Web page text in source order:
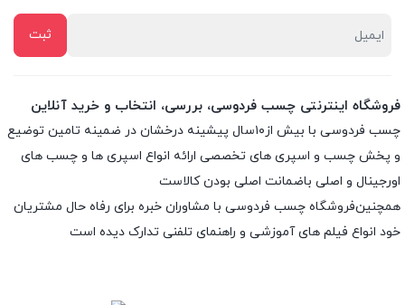
فروشگاه اینترنتی چسب فردوسی، بررسی، انتخاب و خرید آنلاین
چسب فردوسی با بیش از۱۰سال پیشینه درخشان در ضمینه تامین توضیع
و پخش چسب و اسپری های تخصصی ارائه انواع اسپری ها و چسب های
اورجینال و اصلی باضمانت اصلی بودن کالاست
همچنین‌فروشگاه چسب فردوسی با مشاوران خبره برای رفاه حال مشتریان
خود انواع فیلم های آموزشی و راهنمای تلفنی تدارک دیده است